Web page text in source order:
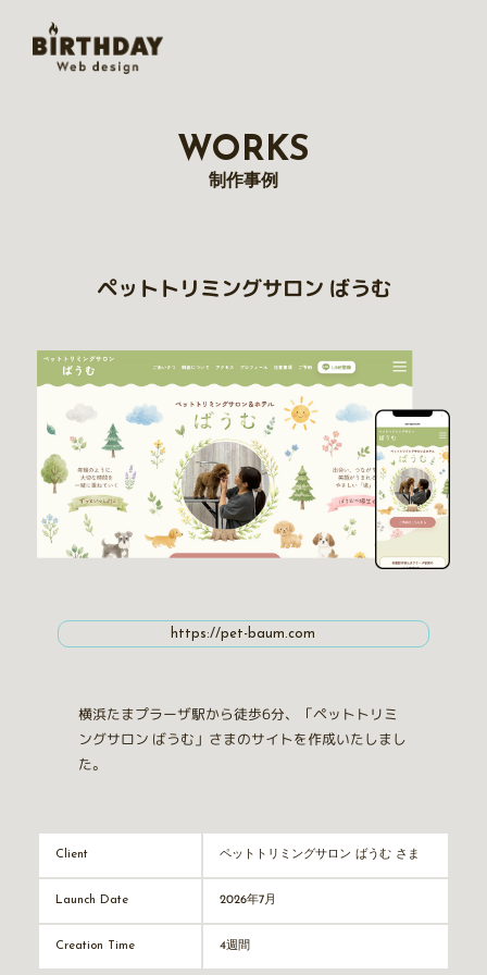
WORKS
制作事例
ペットトリミングサロン ばうむ
https://pet-baum.com
横浜たまプラーザ駅から徒歩6分、「ペットトリミ
ングサロン ばうむ」さまのサイトを作成いたしまし
た。
Client ペットトリミングサロン ばうむ さま
Launch Date 2026年7月
Creation Time 4週間